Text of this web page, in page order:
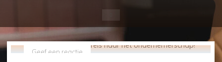
Geef een reactie